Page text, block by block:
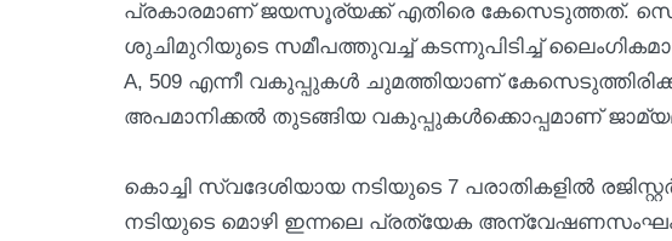
പ്രകാരമാണ് ജയസൂര്യക്ക് എതിരെ കേസെടുത്തത്.
ശുചിമുറിയുടെ സമീപത്തുവച്ച് കടന്നുപിടിച്ച്
A, 509 എന്നീ വകുപ്പുകൾ ചുമത്തിയാണ്
അപമാനിക്കൽ തുടങ്ങിയ വകുപ്പുകൾക്കൊപ്പമാണ്
കൊച്ചി സ്വദേശിയായ നടിയുടെ 7 പരാതികളിൽ
നടിയുടെ മൊഴി ഇന്നലെ പ്രത്യേക അന്വേഷണസംഘം